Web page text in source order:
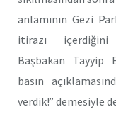
anlamının Gezi
itirazı
Başbakan Tayyip
basın
verdik!” demesiyle